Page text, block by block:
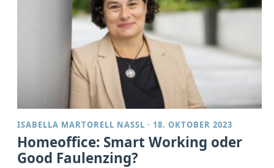
ISABELLA MARTORELL NASSL · 18. OKTOBER 2023
Homeoffice: Smart Working oder
Good Faulenzing?